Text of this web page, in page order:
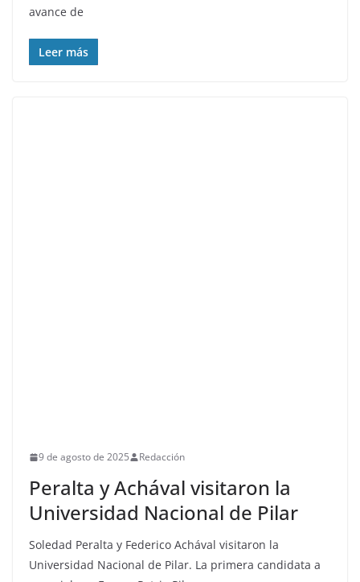
avance de
Leer más
9 de agosto de 2025 Redacción
Peralta y Achával visitaron la
Universidad Nacional de Pilar
Soledad Peralta y Federico Achával visitaron la
Universidad Nacional de Pilar. La primera candidata a